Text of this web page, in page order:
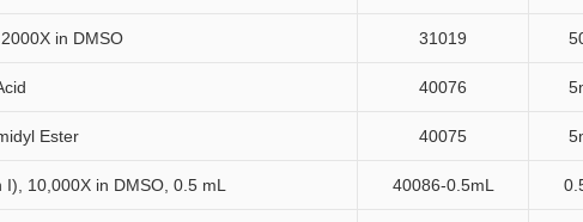
in DMSO 31019
40076
Ester 40075
10,000X in DMSO, 0.5 mL 40086-0.5mL